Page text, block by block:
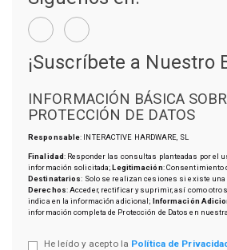
¡Suscríbete a Nuestro
INFORMACIÓN BÁSICA
PROTECCIÓN DE DATOS
Responsable: INTERACTIVE HARDWARE, SL
Finalidad: Responder las consultas planteadas por el
información solicitada;Legitimación: Consentimiento
Destinatarios: Solo se realizan cesiones si existe una
Derechos: Acceder, rectificar y suprimir, así como
indica en la información adicional; Información
información completa de Protección de Datos en nuestra
He leído y acepto la Política de